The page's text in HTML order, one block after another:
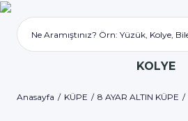
KOLYE
Anasayfa KÜPE 8 AYAR ALTIN KÜPE